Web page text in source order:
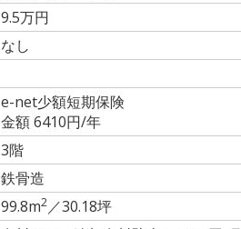
9.5万円
なし
e-net少額短期保険
金額 6410円/年
3階
鉄骨造
99.8m2／30.18坪